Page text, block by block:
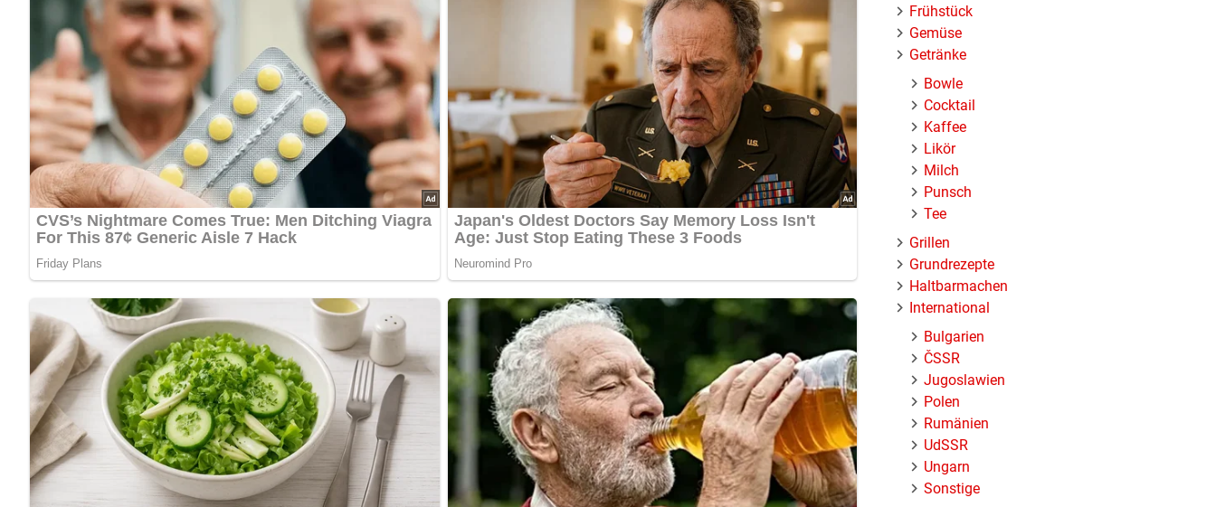
Abgerundet wird das Gericht mit frischer Petersilie , die nicht nur für Farbe sorgt, sondern auch einefrische, leicht würzige Nuance
hinzufügt. Ideal als sättigende Beilage oder auch als eigenständige Mahlzeit für alle, die es unkompliziert und herzhaft mögen.
Kalorien pro Portion:ca. 320 kcal
Zubereitungszeit:ca. 30 Minuten
Schwierigkeitsgrad:
★★☆☆☆ (2 von 5)
Frühstück
Gemüse
Getränke
Bowle
Cocktail
Kaffee
Likör
Milch
Punsch
Tee
Grillen
Grundrezepte
Haltbarmachen
International
Bulgarien
ČSSR
Jugoslawien
Polen
Rumänien
UdSSR
Ungarn
Sonstige